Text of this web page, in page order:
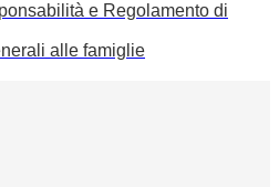
e Regolamento di
alle famiglie